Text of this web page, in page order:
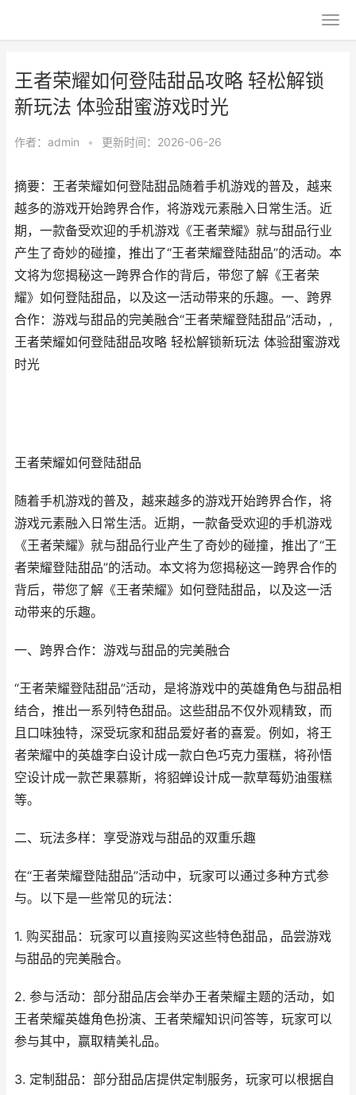
王者荣耀如何登陆甜品攻略 轻松解锁
新玩法 体验甜蜜游戏时光
作者： admin • 更新时间：2026-06-26
摘要：王者荣耀如何登陆甜品随着手机游戏的普及，越来
越多的游戏开始跨界合作，将游戏元素融入日常生活。近
期，一款备受欢迎的手机游戏《王者荣耀》就与甜品行业
产生了奇妙的碰撞，推出了“王者荣耀登陆甜品”的活动。本
文将为您揭秘这一跨界合作的背后，带您了解《王者荣
耀》如何登陆甜品，以及这一活动带来的乐趣。一、跨界
合作：游戏与甜品的完美融合“王者荣耀登陆甜品”活动，,
王者荣耀如何登陆甜品攻略 轻松解锁新玩法 体验甜蜜游戏
时光
王者荣耀如何登陆甜品
随着手机游戏的普及，越来越多的游戏开始跨界合作，将
游戏元素融入日常生活。近期，一款备受欢迎的手机游戏
《王者荣耀》就与甜品行业产生了奇妙的碰撞，推出了“王
者荣耀登陆甜品”的活动。本文将为您揭秘这一跨界合作的
背后，带您了解《王者荣耀》如何登陆甜品，以及这一活
动带来的乐趣。
一、跨界合作：游戏与甜品的完美融合
“王者荣耀登陆甜品”活动，是将游戏中的英雄角色与甜品相
结合，推出一系列特色甜品。这些甜品不仅外观精致，而
且口味独特，深受玩家和甜品爱好者的喜爱。例如，将王
者荣耀中的英雄李白设计成一款白色巧克力蛋糕，将孙悟
空设计成一款芒果慕斯，将貂蝉设计成一款草莓奶油蛋糕
等。
二、玩法多样：享受游戏与甜品的双重乐趣
在“王者荣耀登陆甜品”活动中，玩家可以通过多种方式参
与。以下是一些常见的玩法：
1. 购买甜品：玩家可以直接购买这些特色甜品，品尝游戏
与甜品的完美融合。
2. 参与活动：部分甜品店会举办王者荣耀主题的活动，如
王者荣耀英雄角色扮演、王者荣耀知识问答等，玩家可以
参与其中，赢取精美礼品。
3. 定制甜品：部分甜品店提供定制服务，玩家可以根据自